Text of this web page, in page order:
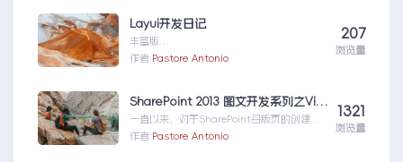
Layui开发日记
丰富版
table:https://saodiyang.gitee.io/layui-
作者:Pastore Antonio
207
浏览量
SharePoint 2013 图文开发系列之Visual Studio 创建母版页
一直以来，对于SharePoint母版页的创建，
都是使用SharePointDesigner
作者:Pastore Antonio
1321
浏览量